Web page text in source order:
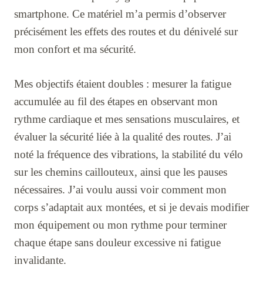
smartphone. Ce matériel m’a permis d’observer
précisément les effets des routes et du dénivelé sur
mon confort et ma sécurité.
Mes objectifs étaient doubles : mesurer la fatigue
accumulée au fil des étapes en observant mon
rythme cardiaque et mes sensations musculaires, et
évaluer la sécurité liée à la qualité des routes. J’ai
noté la fréquence des vibrations, la stabilité du vélo
sur les chemins caillouteux, ainsi que les pauses
nécessaires. J’ai voulu aussi voir comment mon
corps s’adaptait aux montées, et si je devais modifier
mon équipement ou mon rythme pour terminer
chaque étape sans douleur excessive ni fatigue
invalidante.